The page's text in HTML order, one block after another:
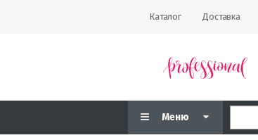
Каталог Доставка
Меню